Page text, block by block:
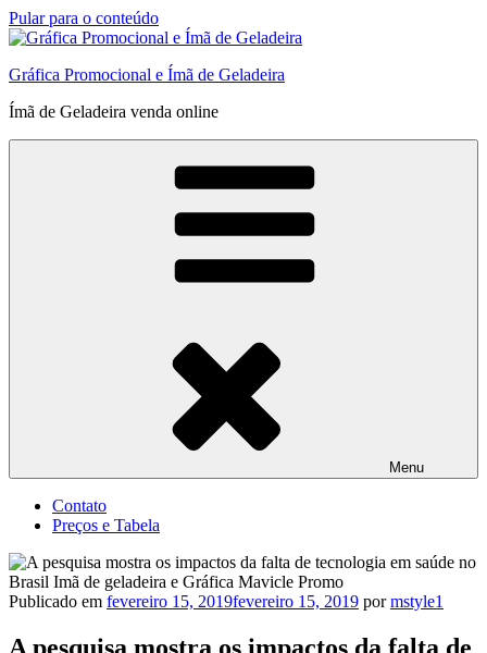
Pular para o conteúdo
Gráfica Promocional e Ímã de Geladeira
Ímã de Geladeira venda online
Menu
Contato
Preços e Tabela
Publicado em fevereiro 15, 2019fevereiro 15, 2019 pormstyle1